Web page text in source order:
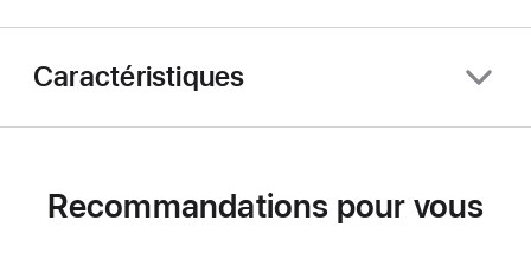
Caractéristiques
Recommandations pour vous